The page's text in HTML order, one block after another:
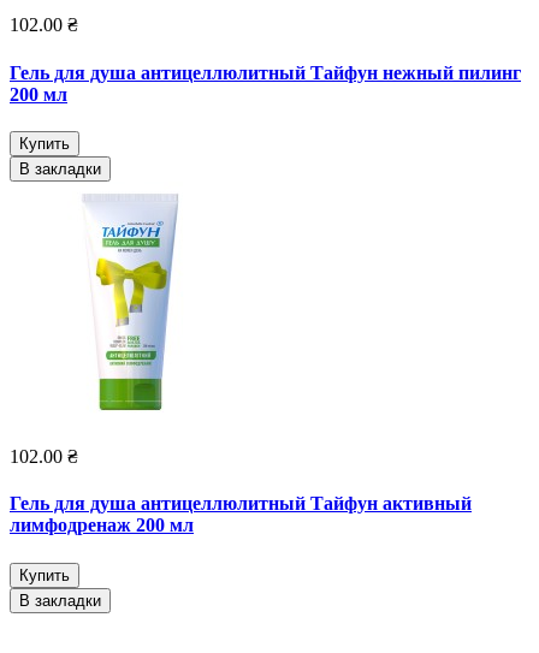
102.00 ₴
Гель для душа антицеллюлитный Тайфун нежный пилинг
200 мл
Купить
В закладки
102.00 ₴
Гель для душа антицеллюлитный Тайфун активный
лимфодренаж 200 мл
Купить
В закладки